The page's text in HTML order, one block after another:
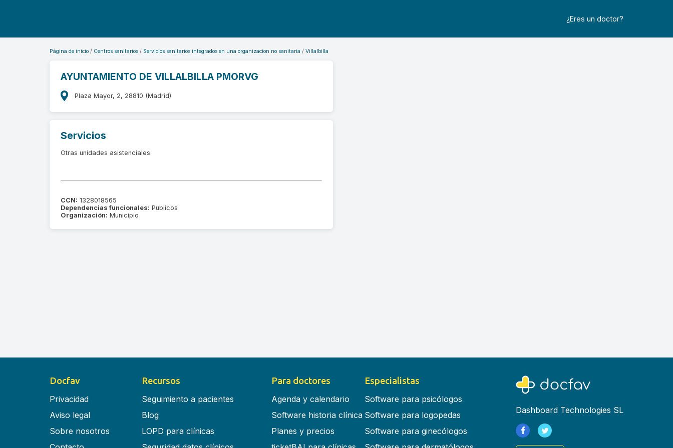
¿Eres un doctor?
Página de inicio Centros sanitarios Servicios sanitarios integrados en una organizacion no sanitaria Villalbilla
AYUNTAMIENTO DE VILLALBILLA PMORVG
Plaza Mayor, 2, 28810 (Madrid)
Servicios
Otras unidades asistenciales
CCN: 1328018565
Dependencias funcionales: Publicos
Organización: Municipio
Docfav
Privacidad
Aviso legal
Sobre nosotros
Recursos
Seguimiento a pacientes
Blog
LOPD para clínicas
Para doctores
Agenda y calendario
Software historia clínica
Planes y precios
Especialistas
Software para psicólogos
Software para logopedas
Software para ginecólogos
Dashboard Technologies SL